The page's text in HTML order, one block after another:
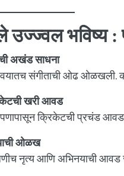
भविष्य :
अखंड साधना
संगीताची ओढ ओळखली.
खरी आवड
क्रिकेटची प्रचंड आवड
ओळख
नृत्य आणि अभिनयाची